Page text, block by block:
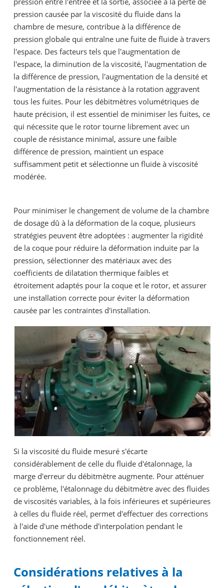
pression causée par la viscosité du fluide dans la
chambre de mesure, contribue à la différence de
pression globale qui entraîne une fuite de fluide à travers
l'espace. Des facteurs tels que l'augmentation de
l'espace, la diminution de la viscosité, l'augmentation de
la différence de pression, l'augmentation de la densité et
l'augmentation de la résistance à la rotation aggravent
tous les fuites. Pour les débitmètres volumétriques de
haute précision, il est essentiel de minimiser les fuites, ce
qui nécessite que le rotor tourne librement avec un
couple de résistance minimal, assure une faible
différence de pression, maintient un espace
suffisamment petit et sélectionne un fluide à viscosité
modérée.
Pour minimiser le changement de volume de la chambre
de dosage dû à la déformation de la coque, plusieurs
stratégies peuvent être adoptées : augmenter la rigidité
de la coque pour réduire la déformation induite par la
pression, sélectionner des matériaux avec des
coefficients de dilatation thermique faibles et
étroitement adaptés pour la coque et le rotor, et assurer
une installation correcte pour éviter la déformation
causée par les contraintes d'installation.
Si la viscosité du fluide mesuré s'écarte
considérablement de celle du fluide d'étalonnage, la
marge d'erreur du débitmètre augmente. Pour atténuer
ce problème, l'étalonnage du débitmètre avec des fluides
de viscosités variables, à la fois inférieures et supérieures
à celles du fluide réel, permet d'effectuer des corrections
à l'aide d'une méthode d'interpolation pendant le
fonctionnement réel.
Considérations relatives à la